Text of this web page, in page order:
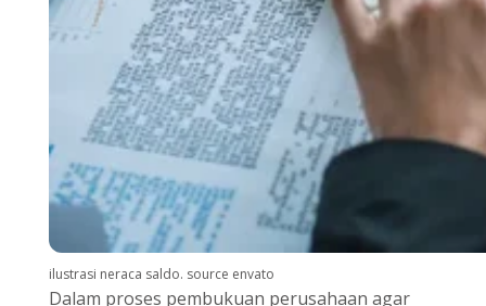
ilustrasi neraca saldo. source envato
Dalam proses pembukuan perusahaan agar